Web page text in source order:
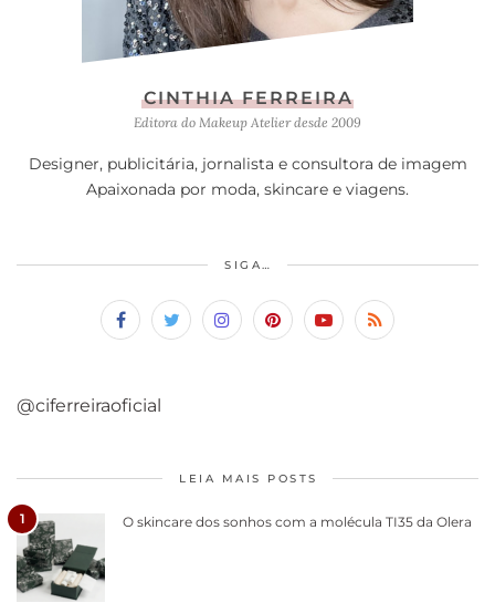
CINTHIA FERREIRA
Editora do Makeup Atelier desde 2009
Designer, publicitária, jornalista e consultora de imagem
Apaixonada por moda, skincare e viagens.
SIGA…
@ciferreiraoficial
LEIA MAIS POSTS
1 O skincare dos sonhos com a molécula TI35 da Olera